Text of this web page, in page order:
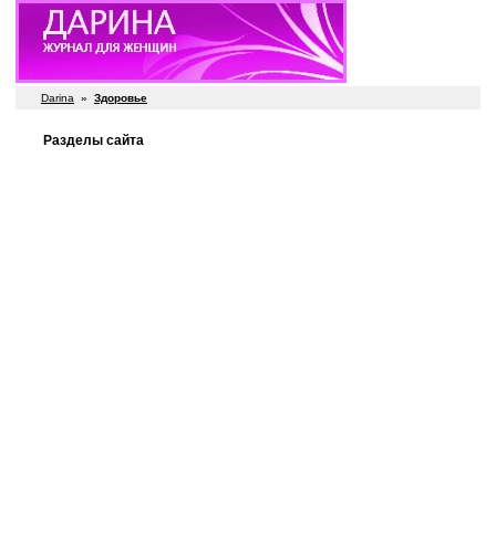
Darina » Здоровье
Разделы сайта